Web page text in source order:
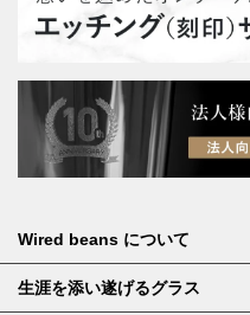
Wired beans について
生涯を添い遂げるグラス